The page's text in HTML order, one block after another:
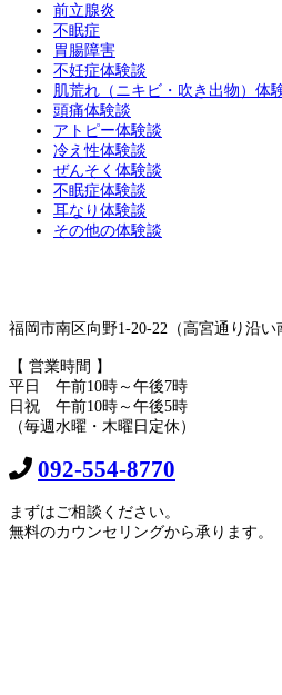
前立腺炎
不眠症
胃腸障害
不妊症体験談
肌荒れ（ニキビ・吹き出物）体
頭痛体験談
アトピー体験談
冷え性体験談
ぜんそく体験談
不眠症体験談
耳なり体験談
その他の体験談
福岡市南区向野1-20-22（高宮通り沿い
【 営業時間 】
平日 午前10時～午後7時
日祝 午前10時～午後5時
（毎週水曜・木曜日定休）
092-554-8770
まずはご相談ください。
無料のカウンセリングから承ります。